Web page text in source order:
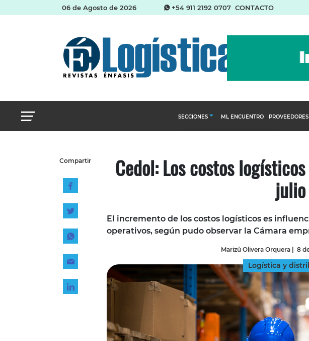
06 de Agosto de 2026 +54 911 2192 0707 CONTACTO
SECCIONES
Almacenes e inventarios
Management
Tecnología
ML ENCUENTRO PROVEEDORES
Compartir Cedol: Los costos
julio
El incremento de los costos logísticos es
operativos, según pudo observar la Cámara
Marizú Olivera Orquera 8
Logística y